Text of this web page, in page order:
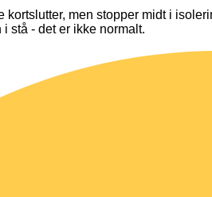
kortslutter, men stopper midt i
stå - det er ikke normalt.